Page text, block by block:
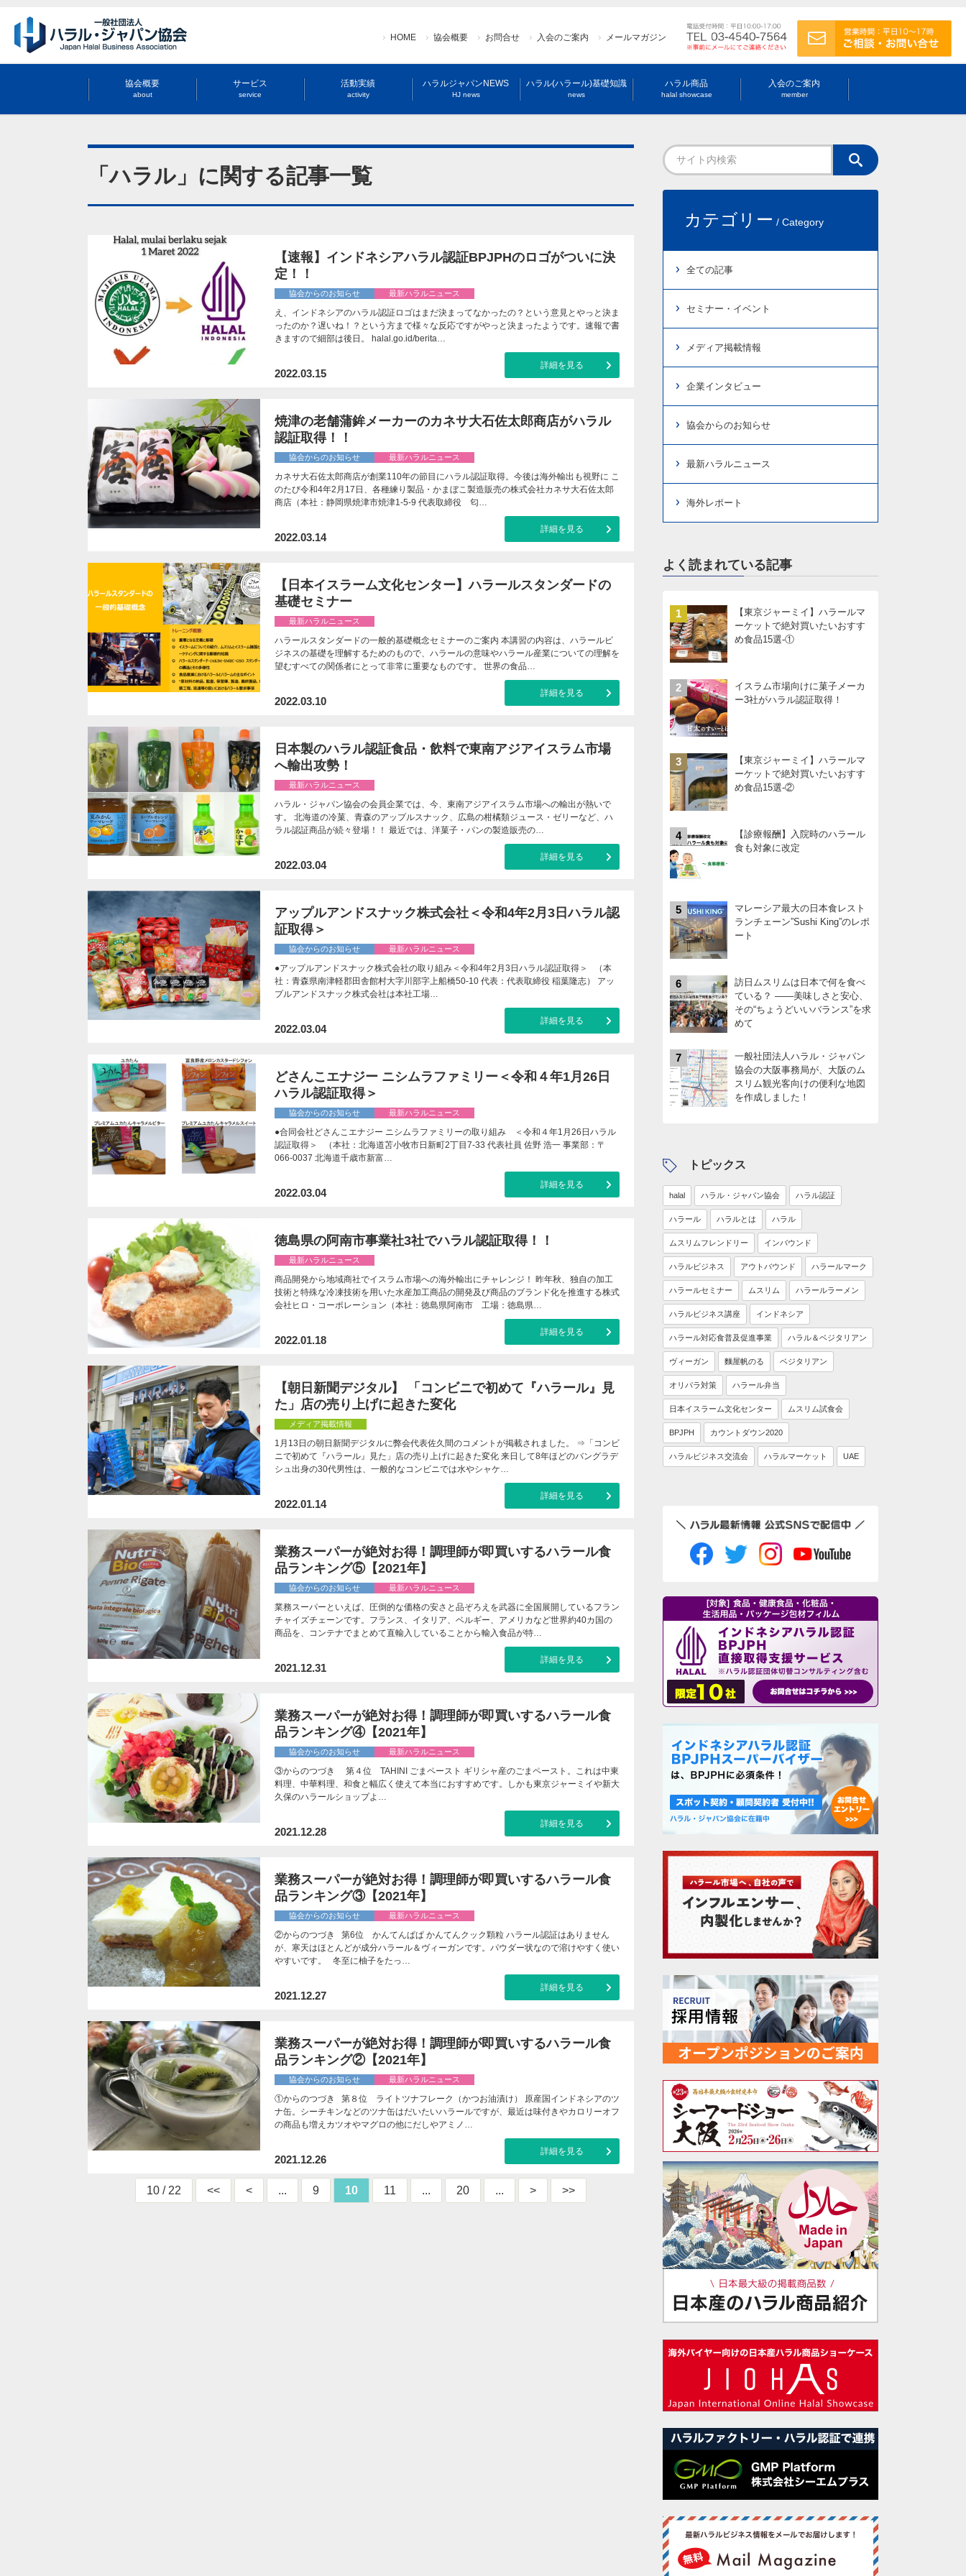
HOME 協会概要 お問合せ 入会のご案内 メールマガジン
協会概要
about
サービス
service
活動実績
activity
ハラルジャパンNEWS
HJ news
ハラル(ハラール)基礎知識
news
ハラル商品
halal showcase
入会のご案内
member
「ハラル」に関する記事一覧
【速報】インドネシアハラル認証BPJPHのロゴがついに決
定！！
協会からのお知らせ 最新ハラルニュース
え、インドネシアのハラル認証ロゴはまだ決まってなかったの？という意見とやっと決ま
ったのか？遅いね！？という方まで様々な反応ですがやっと決まったようです。速報で書
きますので細部は後日。 halal.go.id/berita…
2022.03.15
詳細を見る
焼津の老舗蒲鉾メーカーのカネサ大石佐太郎商店がハラル
認証取得！！
協会からのお知らせ 最新ハラルニュース
カネサ大石佐太郎商店が創業110年の節目にハラル認証取得。今後は海外輸出も視野に こ
のたび令和4年2月17日、各種練り製品・かまぼこ製造販売の株式会社カネサ大石佐太郎
商店（本社：静岡県焼津市焼津1-5-9 代表取締役 匂…
2022.03.14
詳細を見る
【日本イスラーム文化センター】ハラールスタンダードの
基礎セミナー
最新ハラルニュース
ハラールスタンダードの一般的基礎概念セミナーのご案内 本講習の内容は、ハラールビ
ジネスの基礎を理解するためのもので、ハラールの意味やハラール産業についての理解を
望むすべての関係者にとって非常に重要なものです。 世界の食品…
2022.03.10
詳細を見る
日本製のハラル認証食品・飲料で東南アジアイスラム市場
へ輸出攻勢！
最新ハラルニュース
ハラル・ジャパン協会の会員企業では、今、東南アジアイスラム市場への輸出が熱いで
す。 北海道の冷菓、青森のアップルスナック、広島の柑橘類ジュース・ゼリーなど、ハ
ラル認証商品が続々登場！！ 最近では、洋菓子・パンの製造販売の…
2022.03.04
詳細を見る
アップルアンドスナック株式会社＜令和4年2月3日ハラル認
証取得＞
協会からのお知らせ 最新ハラルニュース
●アップルアンドスナック株式会社の取り組み＜令和4年2月3日ハラル認証取得＞ （本
社：青森県南津軽郡田舎館村大字川部字上船橋50-10 代表：代表取締役 稲葉隆志） アッ
プルアンドスナック株式会社は本社工場…
2022.03.04
詳細を見る
どさんこエナジー ニシムラファミリー＜令和４年1月26日
ハラル認証取得＞
協会からのお知らせ 最新ハラルニュース
●合同会社どさんこエナジー ニシムラファミリーの取り組み ＜令和４年1月26日ハラル
認証取得＞ （本社：北海道苫小牧市日新町2丁目7-33 代表社員 佐野 浩一 事業部：〒
066-0037 北海道千歳市新富…
2022.03.04
詳細を見る
徳島県の阿南市事業社3社でハラル認証取得！！
最新ハラルニュース
商品開発から地域商社でイスラム市場への海外輸出にチャレンジ！ 昨年秋、独自の加工
技術と特殊な冷凍技術を用いた水産加工商品の開発及び商品のブランド化を推進する株式
会社ヒロ・コーポレーション（本社：徳島県阿南市 工場：徳島県…
2022.01.18
詳細を見る
【朝日新聞デジタル】 「コンビニで初めて『ハラール』見
た」店の売り上げに起きた変化
メディア掲載情報
1月13日の朝日新聞デジタルに弊会代表佐久間のコメントが掲載されました。 ⇒「コンビ
ニで初めて『ハラール』見た」店の売り上げに起きた変化 来日して8年ほどのバングラデ
シュ出身の30代男性は、一般的なコンビニでは水やシャケ…
2022.01.14
詳細を見る
業務スーパーが絶対お得！調理師が即買いするハラール食
品ランキング⑤【2021年】
協会からのお知らせ 最新ハラルニュース
業務スーパーといえば、圧倒的な価格の安さと品ぞろえを武器に全国展開しているフラン
チャイズチェーンです。フランス、イタリア、ベルギー、アメリカなど世界約40カ国の
商品を、コンテナでまとめて直輸入していることから輸入食品が特…
2021.12.31
詳細を見る
業務スーパーが絶対お得！調理師が即買いするハラール食
品ランキング④【2021年】
協会からのお知らせ 最新ハラルニュース
③からのつづき 第４位 TAHINI ごまペースト ギリシャ産のごまペースト。これは中東
料理、中華料理、和食と幅広く使えて本当におすすめです。しかも東京ジャーミイや新大
久保のハラールショップよ…
2021.12.28
詳細を見る
業務スーパーが絶対お得！調理師が即買いするハラール食
品ランキング③【2021年】
協会からのお知らせ 最新ハラルニュース
②からのつづき 第6位 かんてんぱぱ かんてんクック顆粒 ハラール認証はありません
が、寒天はほとんどが成分ハラール＆ヴィーガンです。パウダー状なので溶けやすく使い
やすいです。 冬至に柚子をたっ…
2021.12.27
詳細を見る
業務スーパーが絶対お得！調理師が即買いするハラール食
品ランキング②【2021年】
協会からのお知らせ 最新ハラルニュース
①からのつづき 第８位 ライトツナフレーク（かつお油漬け） 原産国インドネシアのツ
ナ缶。シーチキンなどのツナ缶はだいたいハラールですが、最近は味付きやカロリーオフ
の商品も増えカツオやマグロの他にだしやアミノ…
2021.12.26
詳細を見る
10 / 22 << < ... 9 10 11 ... 20 ... > >>
カテゴリー / Category
全ての記事
セミナー・イベント
メディア掲載情報
企業インタビュー
協会からのお知らせ
最新ハラルニュース
海外レポート
よく読まれている記事
1
【東京ジャーミイ】ハラールマ
ーケットで絶対買いたいおすす
め食品15選-①
2
イスラム市場向けに菓子メーカ
ー3社がハラル認証取得！
3
【東京ジャーミイ】ハラールマ
ーケットで絶対買いたいおすす
め食品15選-②
4
【診療報酬】入院時のハラール
食も対象に改定
5
マレーシア最大の日本食レスト
ランチェーン”Sushi King”のレポ
ート
6
訪日ムスリムは日本で何を食べ
ている？ ――美味しさと安心、
その“ちょうどいいバランス”を求
めて
7
一般社団法人ハラル・ジャパン
協会の大阪事務局が、大阪のム
スリム観光客向けの便利な地図
を作成しました！
トピックス
halal ハラル・ジャパン協会 ハラル認証
ハラール ハラルとは ハラル
ムスリムフレンドリー インバウンド
ハラルビジネス アウトバウンド ハラールマーク
ハラールセミナー ムスリム ハラールラーメン
ハラルビジネス講座 インドネシア
ハラール対応食普及促進事業 ハラル＆ベジタリアン
ヴィーガン 麵屋帆のる ベジタリアン
オリパラ対策 ハラール弁当
日本イスラーム文化センター ムスリム試食会
BPJPH カウントダウン2020
ハラルビジネス交流会 ハラルマーケット UAE